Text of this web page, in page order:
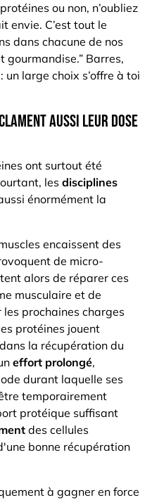
ou non, n’oubliez
envie. C’est tout le
dans chacune de nos
gourmandise.” Barres,
un large choix s’offre à toi
aussi leur dose
ont surtout été
les disciplines
énormément la
encaissent des
de micro-
alors de réparer ces
musculaire et de
prochaines charges
protéines jouent
la récupération du
effort prolongé,
durant laquelle ses
temporairement
protéique suffisant
des cellules
bonne récupération
à gagner en force